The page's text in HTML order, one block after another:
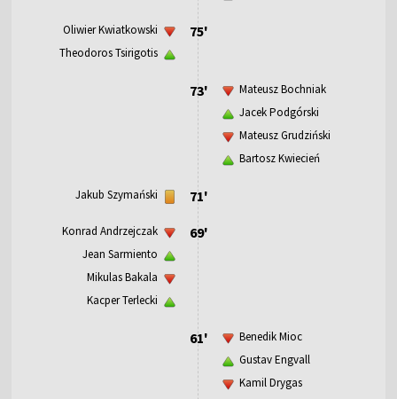
75'
Oliwier Kwiatkowski
Theodoros Tsirigotis
73'
Mateusz Bochniak
Jacek Podgórski
Mateusz Grudziński
Bartosz Kwiecień
71'
Jakub Szymański
69'
Konrad Andrzejczak
Jean Sarmiento
Mikulas Bakala
Kacper Terlecki
61'
Benedik Mioc
Gustav Engvall
Kamil Drygas